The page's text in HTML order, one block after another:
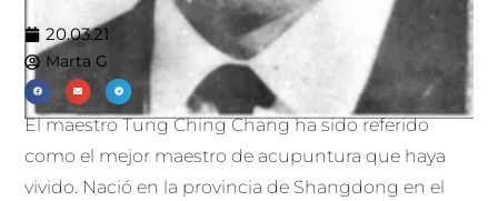
20.03.21
Marta G
El maestro Tung Ching Chang ha sido referido
como el mejor maestro de acupuntura que haya
vivido. Nació en la provincia de Shangdong en el